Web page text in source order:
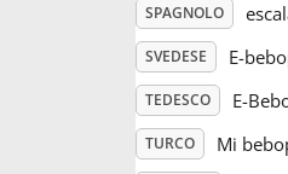
SPAGNOLO
SVEDESE E-
TEDESCO E-
TURCO Mi